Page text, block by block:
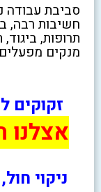
סביבת עבודה
חשיבות רבה,
תרופות,
מנקים
זקוקים
ניקוי